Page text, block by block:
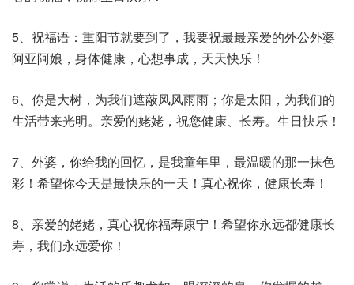
5、祝福语：重阳节就要到了，我要祝最最亲爱的外公外婆
阿亚阿娘，身体健康，心想事成，天天快乐！
6、你是大树，为我们遮蔽风风雨雨；你是太阳，为我们的
生活带来光明。亲爱的姥姥，祝您健康、长寿。生日快乐！
7、外婆，你给我的回忆，是我童年里，最温暖的那一抹色
彩！希望你今天是最快乐的一天！真心祝你，健康长寿！
8、亲爱的姥姥，真心祝你福寿康宁！希望你永远都健康长
寿，我们永远爱你！